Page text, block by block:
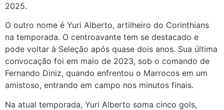
2025.
O outro nome é Yuri Alberto, artilheiro do Corinthians
na temporada. O centroavante tem se destacado e
pode voltar à Seleção após quase dois anos. Sua última
convocação foi em maio de 2023, sob o comando de
Fernando Diniz, quando enfrentou o Marrocos em um
amistoso, entrando em campo nos minutos finais.
Na atual temporada, Yuri Alberto soma cinco gols,